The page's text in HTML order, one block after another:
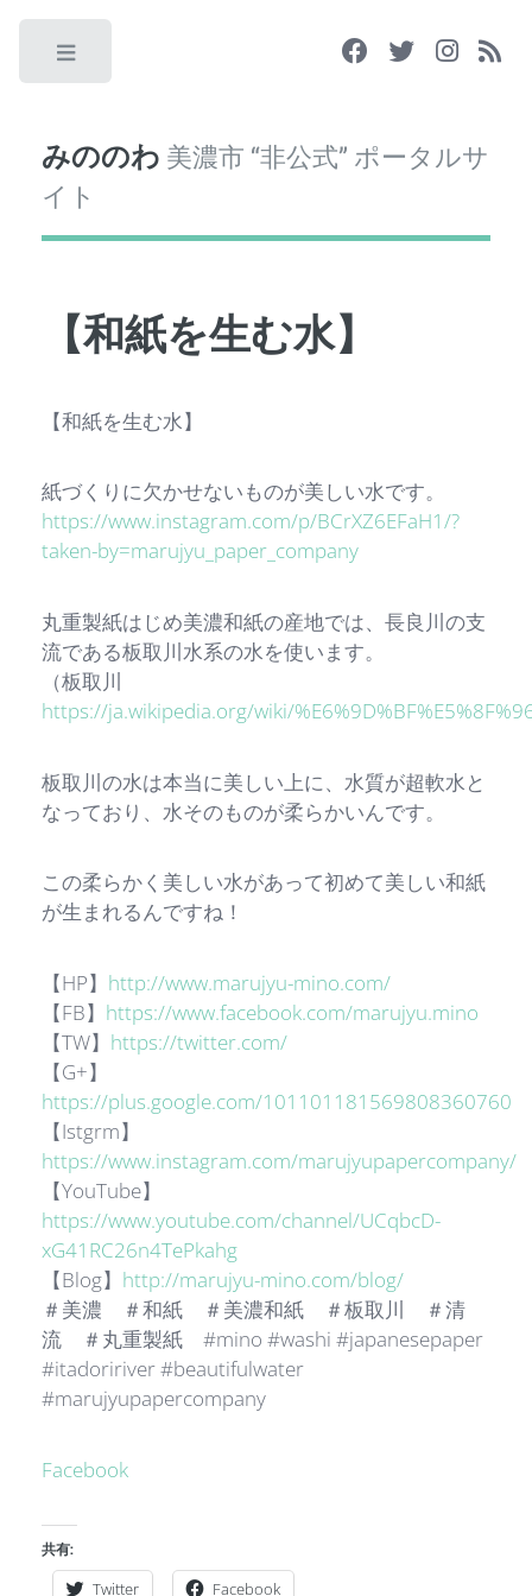
みののわ 美濃市 “非公式” ポータルサ
イト
【和紙を生む水】
【和紙を生む水】
紙づくりに欠かせないものが美しい水です。
https://www.instagram.com/p/BCrXZ6EFaH1/?
taken-by=marujyu_paper_company
丸重製紙はじめ美濃和紙の産地では、長良川の支
流である板取川水系の水を使います。
（板取川
https://ja.wikipedia.org/wiki/
板取川の水は本当に美しい上に、水質が超軟水と
なっており、水そのものが柔らかいんです。
この柔らかく美しい水があって初めて美しい和紙
が生まれるんですね！
【HP】 http://www.marujyu-mino.com/
【FB】 https://www.facebook.com/marujyu.mino
【TW】 https://twitter.com/
【G+】
https://plus.google.com/101101181569808360760
【Istgrm】
https://www.instagram.com/marujyupapercompany/
【YouTube】
https://www.youtube.com/channel/UCqbcD-
xG41RC26n4TePkahg
【Blog】 http://marujyu-mino.com/blog/
＃美濃 ＃和紙 ＃美濃和紙 ＃板取川 ＃清
流 ＃丸重製紙 #mino #washi #japanesepaper
#itadoririver #beautifulwater
#marujyupapercompany
Facebook
共有:
Twitter Facebook
Toggle